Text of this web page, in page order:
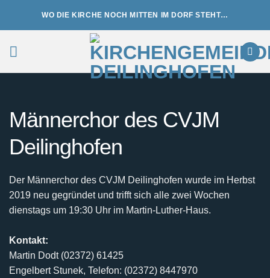
WO DIE KIRCHE NOCH MITTEN IM DORF STEHT…
Männerchor des CVJM
Deilinghofen
Der Männerchor des CVJM Deilinghofen wurde im Herbst
2019 neu gegründet und trifft sich alle zwei Wochen
dienstags um 19:30 Uhr im Martin-Luther-Haus.
Kontakt:
Martin Dodt (02372) 61425
Engelbert Stunek, Telefon: (02372) 8447970